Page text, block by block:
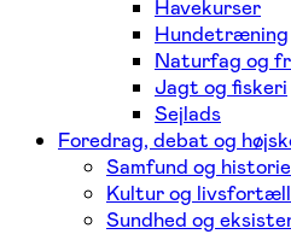
Havekurser
Hundetræning
Naturfag og
Jagt og fiskeri
Sejlads
Foredrag, debat og
Samfund og historie
Kultur og
Sundhed og